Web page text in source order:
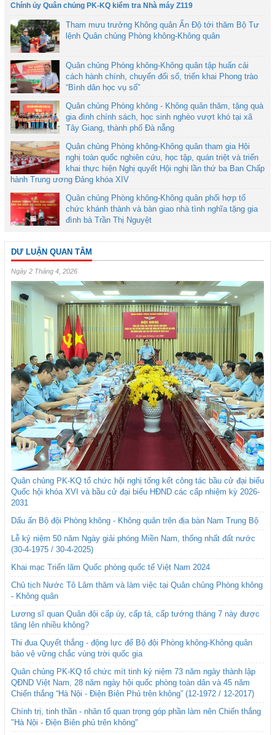
Chính ủy Quân chủng PK-KQ kiểm tra Nhà máy Z119
Tham mưu trưởng Không quân Ấn Độ tới thăm Bộ Tư
lệnh Quân chủng Phòng không-Không quân
Quân chủng Phòng không-Không quân tập huấn cải
cách hành chính, chuyển đổi số, triển khai Phong trào
“Bình dân học vụ số”
Quân chủng Phòng không - Không quân thăm, tặng quà
gia đình chính sách, học sinh nghèo vượt khó tại xã
Tây Giang, thành phố Đà nẵng
Quân chủng Phòng không-Không quân tham gia Hội
nghị toàn quốc nghiên cứu, học tập, quán triệt và triển
khai thực hiện Nghị quyết Hội nghị lần thứ ba Ban Chấp
hành Trung ương Đảng khóa XIV
Quân chủng Phòng không-Không quân phối hợp tổ
chức khánh thành và bàn giao nhà tình nghĩa tặng gia
đình bà Trần Thị Nguyệt
DƯ LUẬN QUAN TÂM
Ngày 2 Tháng 4, 2026
Quân chủng PK-KQ tổ chức hội nghị tổng kết công tác bầu cử đại biểu
Quốc hội khóa XVI và bầu cử đại biểu HĐND các cấp nhiệm kỳ 2026-
2031
Dấu ấn Bộ đội Phòng không - Không quân trên địa bàn Nam Trung Bộ
Lễ kỷ niệm 50 năm Ngày giải phóng Miền Nam, thống nhất đất nước
(30-4-1975 / 30-4-2025)
Khai mạc Triển lãm Quốc phòng quốc tế Việt Nam 2024
Chủ tịch Nước Tô Lâm thăm và làm việc tại Quân chủng Phòng không
- Không quân
Lương sĩ quan Quân đội cấp úy, cấp tá, cấp tướng tháng 7 này được
tăng lên nhiều không?
Thi đua Quyết thắng - động lực để Bộ đội Phòng không-Không quân
bảo vệ vững chắc vùng trời quốc gia
Quân chủng PK-KQ tổ chức mít tinh kỷ niệm 73 năm ngày thành lập
QĐND Việt Nam, 28 năm ngày hội quốc phòng toàn dân và 45 năm
Chiến thắng “Hà Nội - Điện Biên Phủ trên không” (12-1972 / 12-2017)
Chính trị, tinh thần - nhân tố quan trọng góp phần làm nên Chiến thắng
"Hà Nội - Điện Biên phủ trên không"